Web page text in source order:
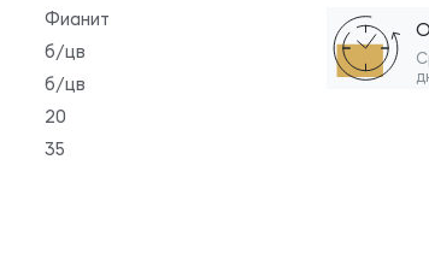
Фианит
б/цв
б/цв
20
35